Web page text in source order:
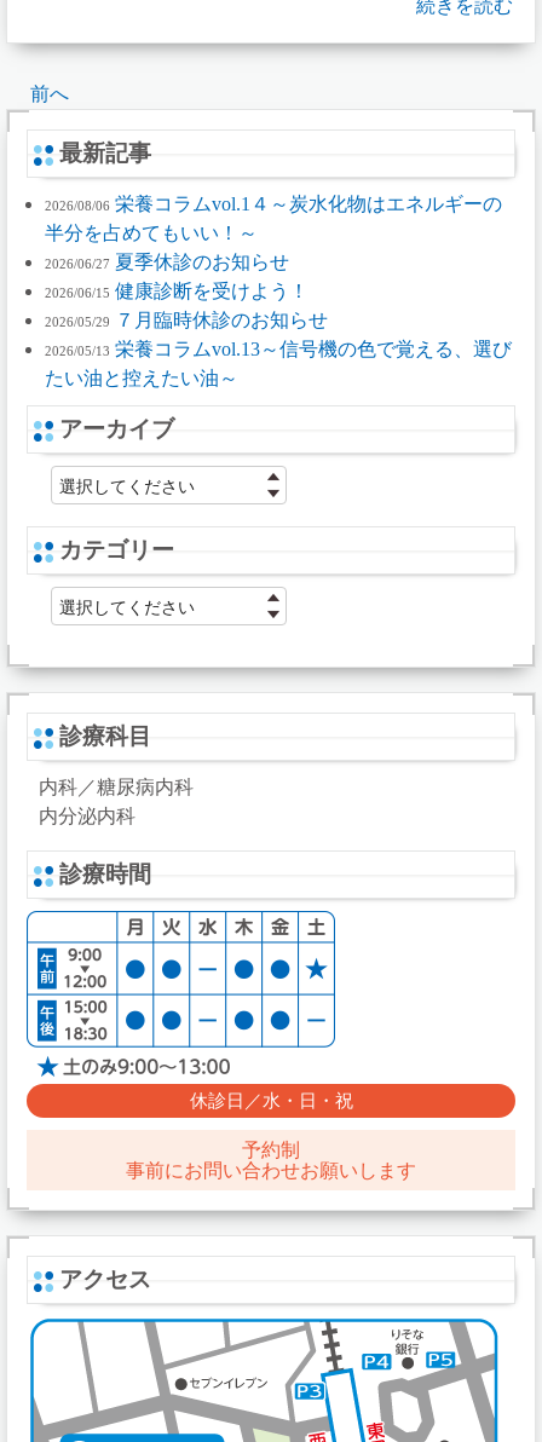
続きを読む
前へ
最新記事
2026/08/06 栄養コラムvol.1４～炭水化物はエネルギーの
半分を占めてもいい！～
2026/06/27 夏季休診のお知らせ
2026/06/15 健康診断を受けよう！
2026/05/29 ７月臨時休診のお知らせ
2026/05/13 栄養コラムvol.13～信号機の色で覚える、選び
たい油と控えたい油～
アーカイブ
選択してください
カテゴリー
選択してください
診療科目
内科／糖尿病内科
内分泌内科
診療時間
休診日／水・日・祝
予約制
事前にお問い合わせお願いします
アクセス